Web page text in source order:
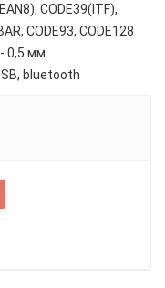
CODE39(ITF),
CODE93, CODE128
0,5 мм.
bluetooth